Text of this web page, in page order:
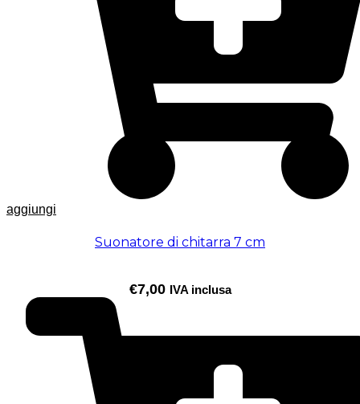
aggiungi
Suonatore di chitarra 7 cm
€7,00 IVA inclusa